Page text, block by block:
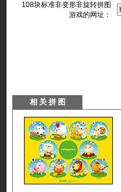
108块标准非变形非旋转拼图
游戏的网址：